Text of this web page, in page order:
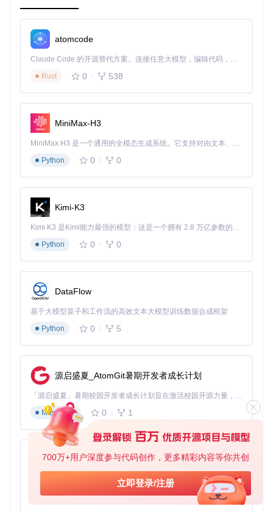
700万+用户深度参与代码创作，更多精彩内容等你共创
立即登录/注册
深入了解Mousecape的文件结构
了解项目文件结构可以帮助你更好地使用和扩展Mousecape的
功能。应用的核心主题资源存放在Mousecape/Mousecape/I
件，确保在不同屏幕尺寸下都能呈现清晰的光标效果。
自定义更多高级功能。应用配置文件则存储在系统偏好设置目
录中，记录你的主题选择和个性化设置。
常见问题与解决方案
择标记"HD"的主题，这些主题在高分辨率下表现更佳。如果想
要恢复系统默认光标，只需在主题列表中选择系统默认选项即
可。
Mousecape作为一款开源项目，持续接受社区贡献和改进。你
通过Mousecape，个性化你的Mac光标不再是复杂的技术操
作，而是简单直观的视觉定制过程。从选择预设主题到探索自
鼠标移动都成为展现个人风格的机会。
Mousecape 下载源代码
Cursor Manager for OSX
项目地址：
https://gitcode.com/gh_mirrors/mo/Mousecape
atomcode
Claude Code 的开源替代方案。连接任意大模型，编辑代码，运行命令，自动验证 — 全自动执行。用 Rust 构建，极致性能。 ｜ An open-source alternative to Claude Code. Connect any LLM, edit code, run commands, and verify changes — autonomously. Built in Rust for speed. Get Started
Rust
0 538
MiniMax-H3
MiniMax H3 是一个通用的全模态生成系统。它支持对由文本、图像、视频和音频组成的多模态上下文进行统一理解，并能生成分辨率高达 2K、时长可达 15 秒的带原生立体声音频的视频。得益于面向任务泛化的系统设计，H3 在预训练阶段就已具备广泛的多模态上下文理解与生成能力，能够出色地执行复杂的多模态指令。
Python
0 0
Kimi-K3
Kimi K3 是Kimi能力最强的模型：这是一个拥有 2.8 万亿参数的混合专家（MoE）模型，具备原生视觉理解能力，并支持 100 万 token 的上下文窗口。
Python
0 0
DataFlow
基于大模型算子和工作流的高效文本大模型训练数据合成框架
Python
0 5
源启盛夏_AtomGit暑期开发者成长计划
「源启盛夏」暑期校园开发者成长计划旨在激活校园开源力量，通过积分激励、认证扶持、资源倾斜等形式，引导高校组织和开发者完成「入驻 — 建项目 — 做贡献 — 获认证 — 得资源」的完整闭环。无论你是想带领社团入驻平台的组织者，还是希望用代码贡献证明自己的开发者，都能在这里找到属于你的成长路径。
Markdown
0 1
py-xiaozhi
基于Python的Xiaozhi AI，适用于想要完整Xiaozhi体验而无需拥有专用硬件的用户。
Python
0 1